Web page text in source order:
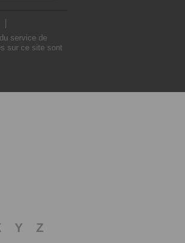
service de
sur ce site sont
Y
Z